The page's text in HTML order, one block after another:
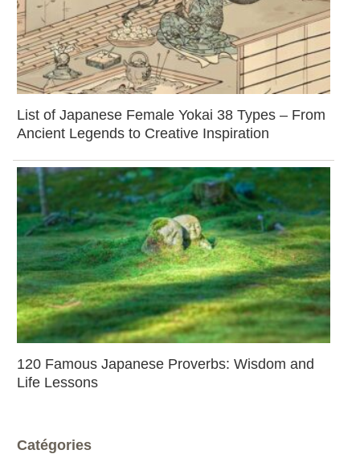
List of Japanese Female Yokai 38 Types – From
Ancient Legends to Creative Inspiration
120 Famous Japanese Proverbs: Wisdom and
Life Lessons
Catégories